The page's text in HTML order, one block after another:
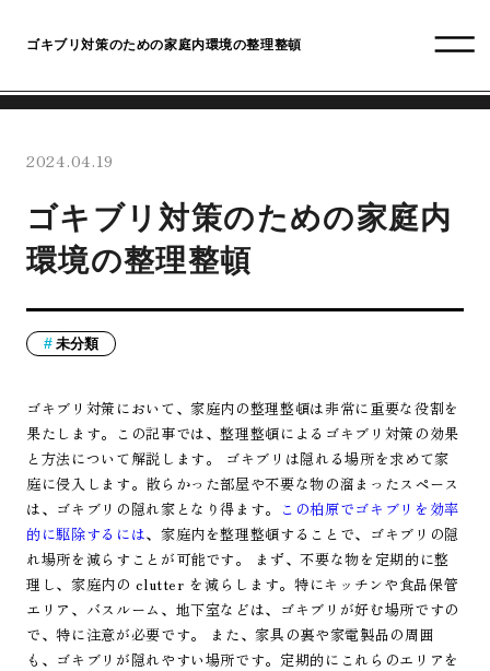
ゴキブリ対策のための家庭内環境の整理整頓
2024.04.19
ゴキブリ対策のための家庭内
環境の整理整頓
未分類
ゴキブリ対策において、家庭内の整理整頓は非常に重要な役割を
果たします。この記事では、整理整頓によるゴキブリ対策の効果
と方法について解説します。 ゴキブリは隠れる場所を求めて家
庭に侵入します。散らかった部屋や不要な物の溜まったスペース
は、ゴキブリの隠れ家となり得ます。
この柏原でゴキブリを効率
的に駆除するには、家庭内を整理整頓することで、ゴキブリの隠
れ場所を減らすことが可能です。 まず、不要な物を定期的に整
理し、家庭内の clutter を減らします。特にキッチンや食品保管
エリア、バスルーム、地下室などは、ゴキブリが好む場所ですの
で、特に注意が必要です。 また、家具の裏や家電製品の周囲
も、ゴキブリが隠れやすい場所です。定期的にこれらのエリアを